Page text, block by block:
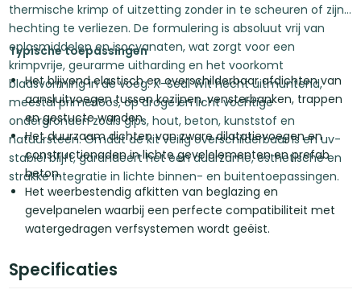
thermische krimp of uitzetting zonder in te scheuren of zijn
hechting te verliezen. De formulering is absoluut vrij van
oplosmiddelen en isocyanaten, wat zorgt voor een
krimpvrije, geurarme uitharding en het voorkomt
blaasvorming in de voeg. X-Seal Wit hecht uitmuntend,
meestal primerloos, op droge en licht vochtige
ondergronden zoals gips, hout, beton, kunststof en
natuursteen. Omdat de kit veilig overschilderbaar is en uv-
stabiel blijft, garandeert het een duurzame, esthetische en
strakke integratie in lichte binnen- en buitentoepassingen.
Typische toepassingen
Het blijvend elastisch en overschilderbaar afdichten van
aansluitvoegen tussen kozijnen, vensterbanken, trappen
en gestucte wanden.
Het duurzaam dichten van zware dilatatievoegen en
constructienaden in lichte gevelelementen en prefab
beton.
Het weerbestendig afkitten van beglazing en
gevelpanelen waarbij een perfecte compatibiliteit met
watergedragen verfsystemen wordt geëist.
Specificaties